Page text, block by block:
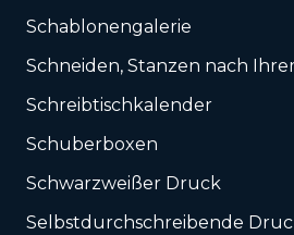
Schablonengalerie
Schneiden, Stanzen nach
Schreibtischkalender
Schuberboxen
Schwarzweißer Druck
Selbstdurchschreibende